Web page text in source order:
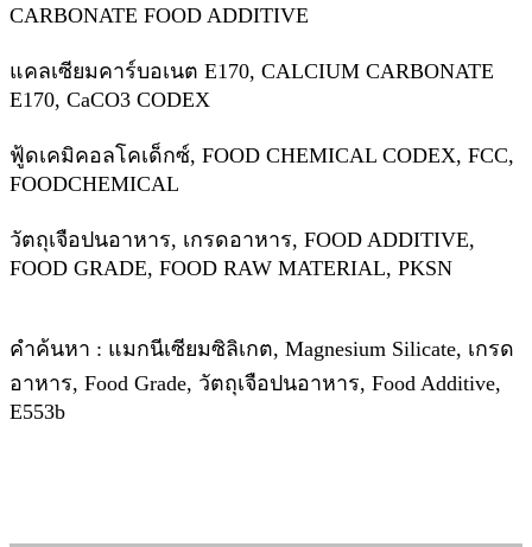
CARBONATE FOOD ADDITIVE
แคลเซียมคาร์บอเนต E170, CALCIUM CARBONATE
E170, CaCO3 CODEX
ฟู้ดเคมิคอลโคเด็กซ์, FOOD CHEMICAL CODEX, FCC,
FOODCHEMICAL
วัตถุเจือปนอาหาร, เกรดอาหาร, FOOD ADDITIVE,
FOOD GRADE, FOOD RAW MATERIAL, PKSN
คำค้นหา : แมกนีเซียมซิลิเกต, Magnesium Silicate, เกรด
อาหาร, Food Grade, วัตถุเจือปนอาหาร, Food Additive,
E553b